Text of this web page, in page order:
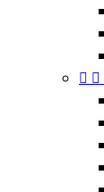
 